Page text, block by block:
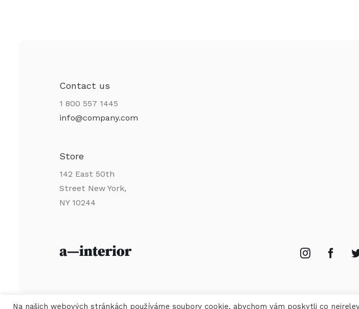
Contact us
1 800 557 1445
info@company.com
Store
142 East 50th
Street New York,
NY 10244
Na našich webových stránkách používáme soubory cookie, abychom vám poskytli co